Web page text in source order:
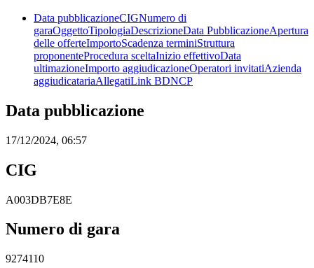
Data pubblicazioneCIGNumero di
garaOggettoTipologiaDescrizioneData PubblicazioneApertura
delle offerteImportoScadenza terminiStruttura
proponenteProcedura sceltaInizio effettivoData
ultimazioneImporto aggiudicazioneOperatori invitatiAzienda
aggiudicatariaAllegatiLink BDNCP
Data pubblicazione
17/12/2024, 06:57
CIG
A003DB7E8E
Numero di gara
9274110